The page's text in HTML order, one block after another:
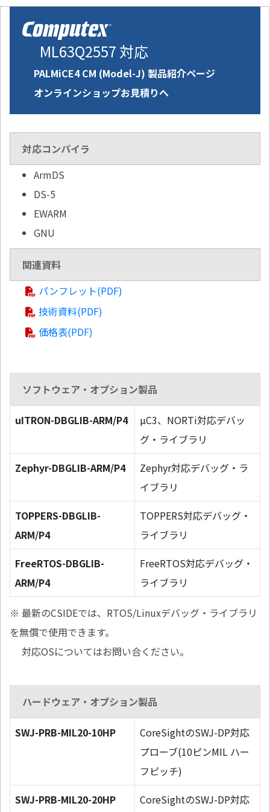
ML63Q2557 対応
PALMiCE4 CM (Model-J) 製品紹介ページ
オンラインショップお見積りへ
対応コンパイラ
ArmDS
DS-5
EWARM
GNU
関連資料
パンフレット(PDF)
技術資料(PDF)
価格表(PDF)
ソフトウェア・オプション製品
uITRON-DBGLIB-ARM/P4
µC3、NORTi対応デバッ
グ・ライブラリ
Zephyr-DBGLIB-ARM/P4
Zephyr対応デバッグ・ラ
イブラリ
TOPPERS-DBGLIB-
ARM/P4
TOPPERS対応デバッグ・
ライブラリ
FreeRTOS-DBGLIB-
ARM/P4
FreeRTOS対応デバッグ・
ライブラリ
※ 最新のCSIDEでは、RTOS/Linuxデバッグ・ライブラリ
を無償で使用できます。
対応OSについてはお問い合ください。
ハードウェア・オプション製品
SWJ-PRB-MIL20-10HP
CoreSightのSWJ-DP対応
プローブ(10ピンMIL ハー
フピッチ)
SWJ-PRB-MIL20-20HP
CoreSightのSWJ-DP対応